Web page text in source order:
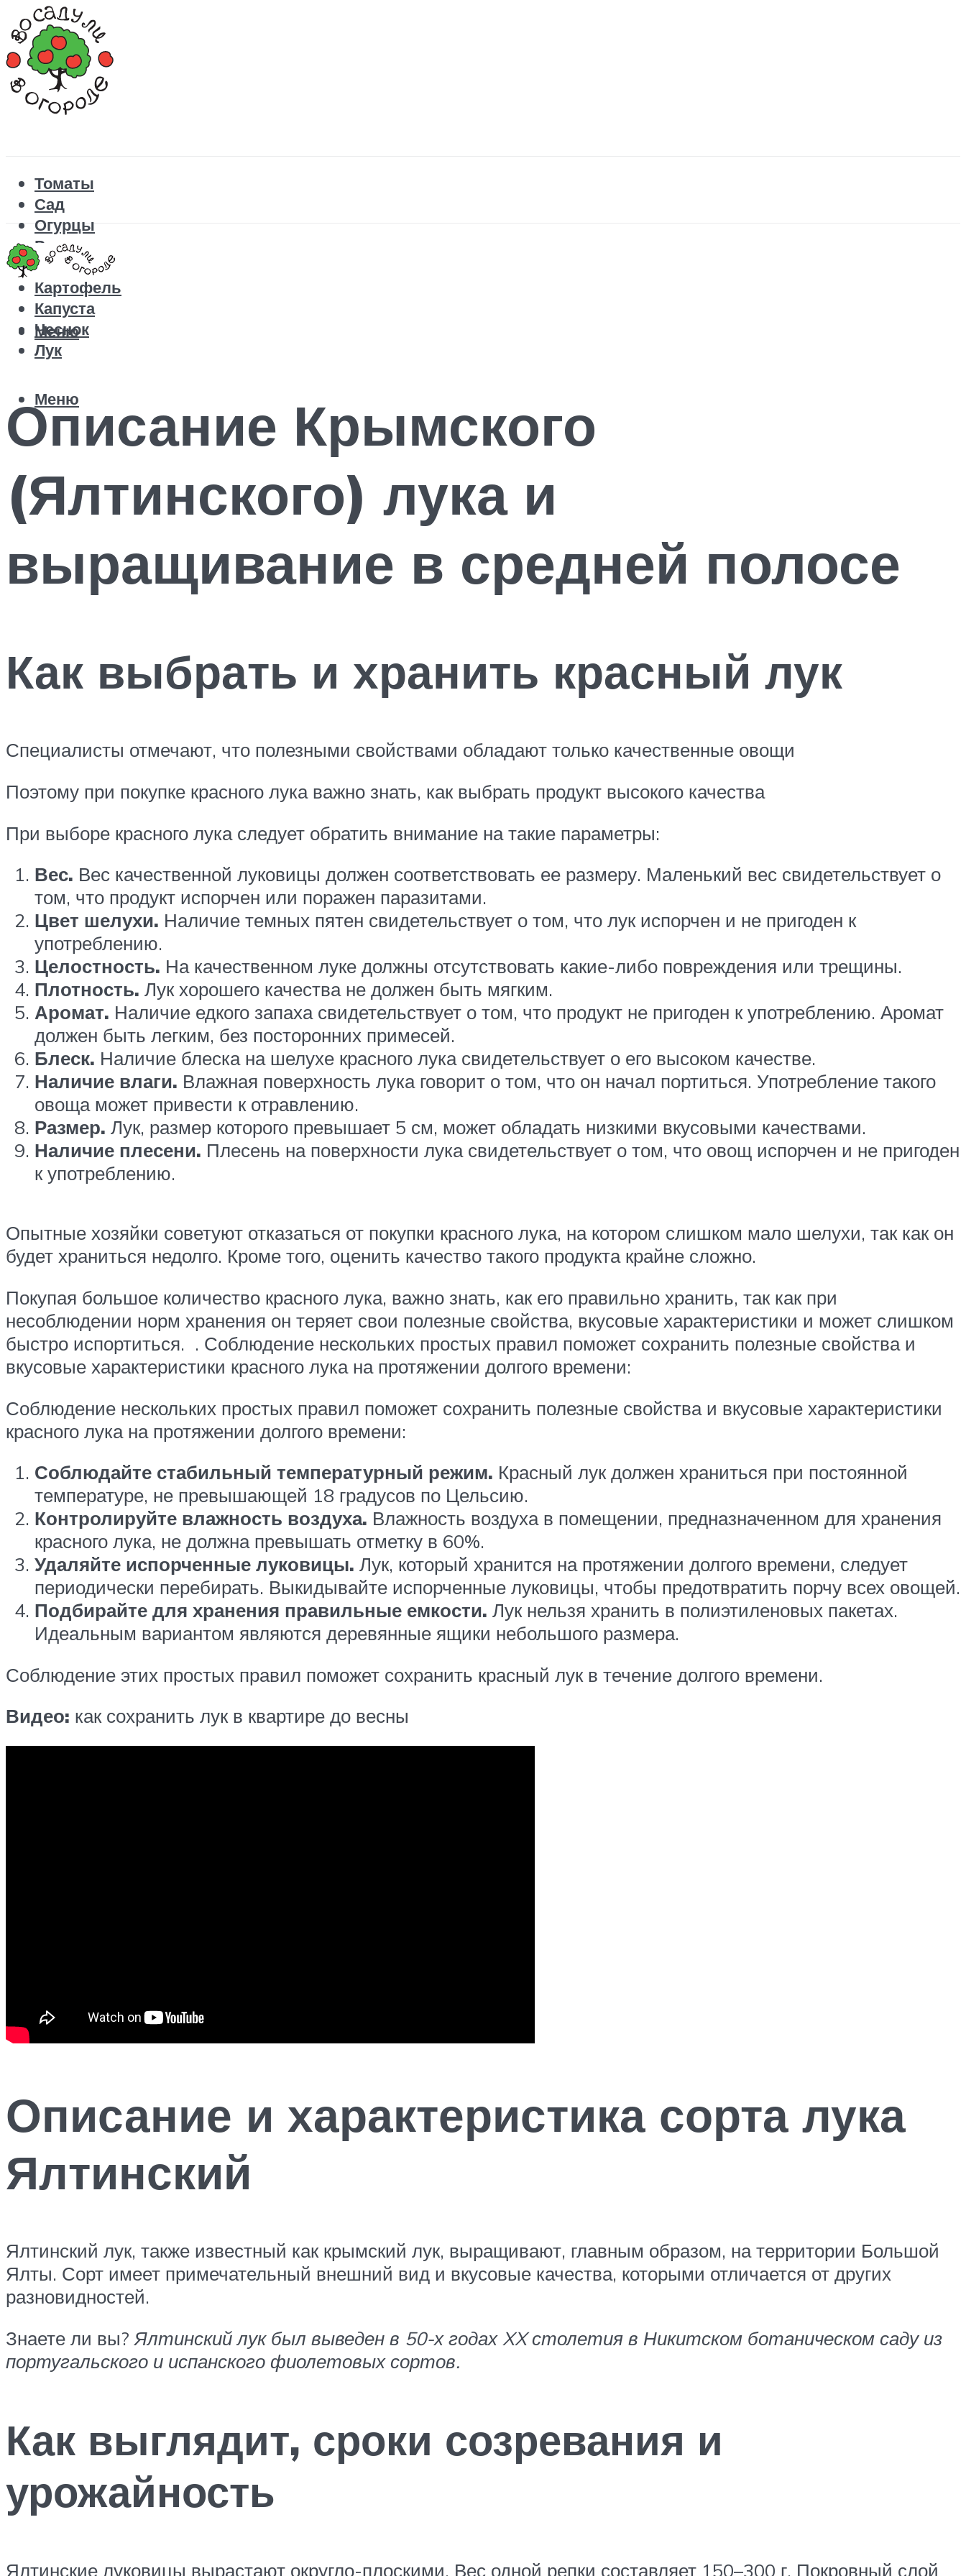
Томаты
Сад
Огурцы
Рецепты
Перец
Картофель
Капуста
Чеснок
Лук
Меню
Меню
Описание Крымского
(Ялтинского) лука и
выращивание в средней полосе
Как выбрать и хранить красный лук
Специалисты отмечают, что полезными свойствами обладают только качественные овощи
Поэтому при покупке красного лука важно знать, как выбрать продукт высокого качества
При выборе красного лука следует обратить внимание на такие параметры:
Вес. Вес качественной луковицы должен соответствовать ее размеру. Маленький вес свидетельствует о
том, что продукт испорчен или поражен паразитами.
Цвет шелухи. Наличие темных пятен свидетельствует о том, что лук испорчен и не пригоден к
употреблению.
Целостность. На качественном луке должны отсутствовать какие-либо повреждения или трещины.
Плотность. Лук хорошего качества не должен быть мягким.
Аромат. Наличие едкого запаха свидетельствует о том, что продукт не пригоден к употреблению. Аромат
должен быть легким, без посторонних примесей.
Блеск. Наличие блеска на шелухе красного лука свидетельствует о его высоком качестве.
Наличие влаги. Влажная поверхность лука говорит о том, что он начал портиться. Употребление такого
овоща может привести к отравлению.
Размер. Лук, размер которого превышает 5 см, может обладать низкими вкусовыми качествами.
Наличие плесени. Плесень на поверхности лука свидетельствует о том, что овощ испорчен и не пригоден
к употреблению.
Опытные хозяйки советуют отказаться от покупки красного лука, на котором слишком мало шелухи, так как он
будет храниться недолго. Кроме того, оценить качество такого продукта крайне сложно.
Покупая большое количество красного лука, важно знать, как его правильно хранить, так как при
несоблюдении норм хранения он теряет свои полезные свойства, вкусовые характеристики и может слишком
быстро испортиться. . Соблюдение нескольких простых правил поможет сохранить полезные свойства и
вкусовые характеристики красного лука на протяжении долгого времени:
Соблюдение нескольких простых правил поможет сохранить полезные свойства и вкусовые характеристики
красного лука на протяжении долгого времени:
Соблюдайте стабильный температурный режим. Красный лук должен храниться при постоянной
температуре, не превышающей 18 градусов по Цельсию.
Контролируйте влажность воздуха. Влажность воздуха в помещении, предназначенном для хранения
красного лука, не должна превышать отметку в 60%.
Удаляйте испорченные луковицы. Лук, который хранится на протяжении долгого времени, следует
периодически перебирать. Выкидывайте испорченные луковицы, чтобы предотвратить порчу всех овощей.
Подбирайте для хранения правильные емкости. Лук нельзя хранить в полиэтиленовых пакетах.
Идеальным вариантом являются деревянные ящики небольшого размера.
Соблюдение этих простых правил поможет сохранить красный лук в течение долгого времени.
Видео: как сохранить лук в квартире до весны
Описание и характеристика сорта лука
Ялтинский
Ялтинский лук, также известный как крымский лук, выращивают, главным образом, на территории Большой
Ялты. Сорт имеет примечательный внешний вид и вкусовые качества, которыми отличается от других
разновидностей.
Знаете ли вы? Ялтинский лук был выведен в 50-х годах XX столетия в Никитском ботаническом саду из
португальского и испанского фиолетовых сортов.
Как выглядит, сроки созревания и
урожайность
Ялтинские луковицы вырастают округло-плоскими. Вес одной репки составляет 150–300 г. Покровный слой